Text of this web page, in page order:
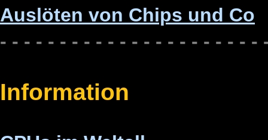
Auslöten von Chips und Co
- - - - - - - - - - - - - - - - - - - - - -
Information